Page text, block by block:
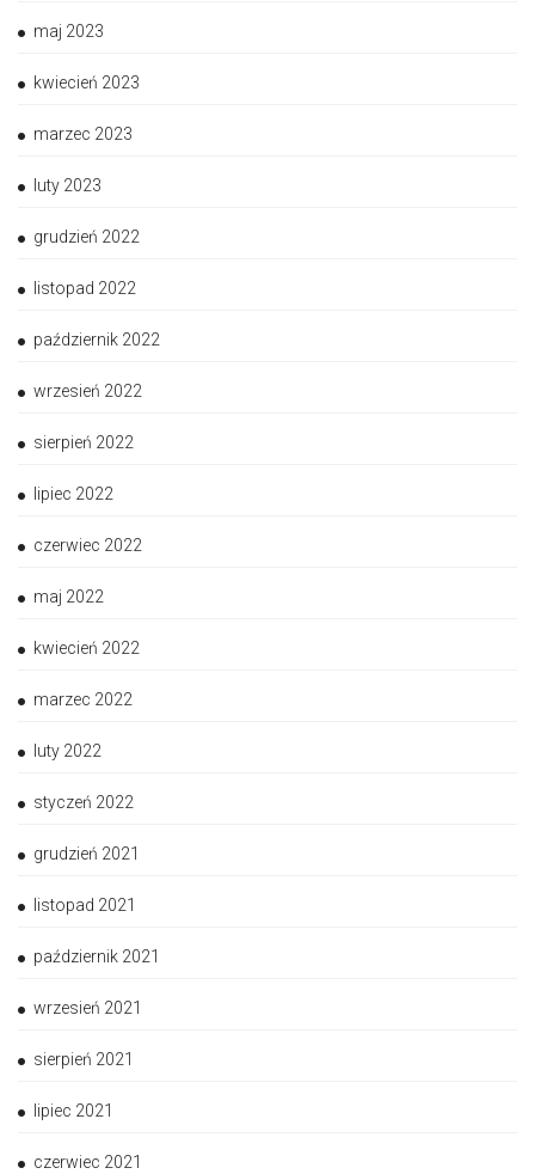
maj 2023
kwiecień 2023
marzec 2023
luty 2023
grudzień 2022
listopad 2022
październik 2022
wrzesień 2022
sierpień 2022
lipiec 2022
czerwiec 2022
maj 2022
kwiecień 2022
marzec 2022
luty 2022
styczeń 2022
grudzień 2021
listopad 2021
październik 2021
wrzesień 2021
sierpień 2021
lipiec 2021
czerwiec 2021